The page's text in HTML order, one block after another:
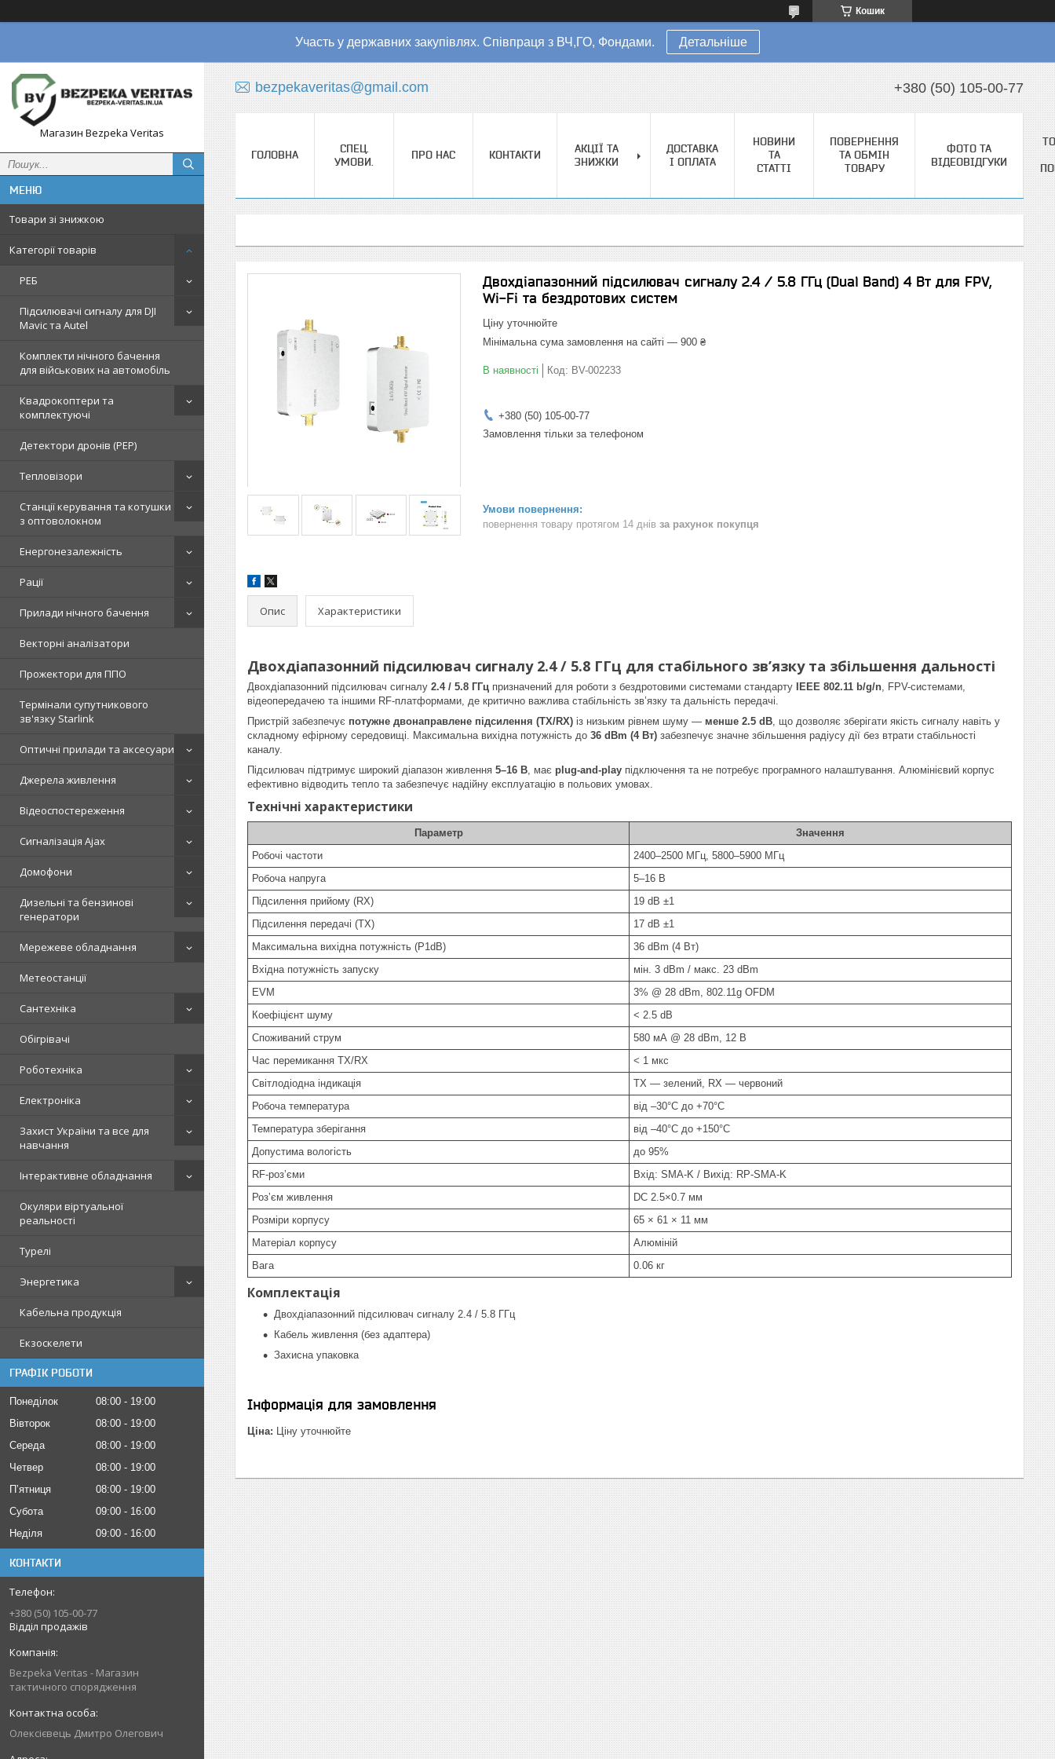
Кошик
Участь у державних закупівлях. Співпраця з ВЧ,ГО, Фондами. Детальніше
Магазин Bezpeka Veritas
Товари зі знижкою
Категорії товарів
РЕБ
Підсилювачі сигналу для DJI
Mavic та Autel
Комплекти нічного бачення
для військових на автомобіль
Квадрокоптери та
комплектуючі
Детектори дронів (РЕР)
Тепловізори
Станції керування та котушки
з оптоволокном
Енергонезалежність
Рації
Прилади нічного бачення
Векторні аналізатори
Прожектори для ППО
Термінали супутникового
зв'язку Starlink
Оптичні прилади та аксесуари
Джерела живлення
Відеоспостереження
Сигналізація Ajax
Домофони
Дизельні та бензинові
генератори
Мережеве обладнання
Метеостанції
Сантехніка
Обігрівачі
Роботехніка
Електроніка
Захист України та все для
навчання
Інтерактивне обладнання
Окуляри віртуальної
реальності
Турелі
Энергетика
Кабельна продукція
Екзоскелети
ГРАФІК РОБОТИ
Понеділок 08:00
19:00
Вівторок
08:00
19:00
Середа
08:00
19:00
Четвер
08:00
19:00
Пʼятниця
08:00
19:00
Субота
09:00
16:00
Неділя
09:00 16:00
КОНТАКТИ
+380 (50) 105-00-77
Відділ продажів
Bezpeka Veritas - Магазин
тактичного спорядження
Олексієвець Дмитро Олегович
bezpekaveritas@gmail.com +380 (50) 105-00-77
ГОЛОВНА
СПЕЦ.
УМОВИ.
ПРО НАС КОНТАКТИ
АКЦІЇ ТА
ЗНИЖКИ
ДОСТАВКА
І ОПЛАТА
НОВИНИ
ТА
СТАТТІ
ПОВЕРНЕННЯ
ТА ОБМІН
ТОВАРУ
ФОТО ТА
ВІДЕОВІДГУКИ
Двохдіапазонний підсилювач сигналу 2.4 / 5.8 ГГц (Dual Band) 4 Вт для FPV,
Wi-Fi та бездротових систем
Ціну уточнюйте
Мінімальна сума замовлення на сайті — 900 ₴
В наявності Код: BV-002233
+380 (50) 105-00-77
Замовлення тільки за телефоном
повернення товару протягом 14 днів за рахунок покупця
Опис Характеристики
Двохдіапазонний підсилювач сигналу 2.4 / 5.8 ГГц для стабільного зв’язку та збільшення дальності
Двохдіапазонний підсилювач сигналу 2.4 / 5.8 ГГц призначений для роботи з бездротовими системами стандарту IEEE 802.11 b/g/n, FPV-системами,
відеопередачею та іншими RF-платформами, де критично важлива стабільність зв’язку та дальність передачі.
Пристрій забезпечує потужне двонаправлене підсилення (TX/RX) із низьким рівнем шуму — менше 2.5 dB, що дозволяє зберігати якість сигналу навіть у
складному ефірному середовищі. Максимальна вихідна потужність до 36 dBm (4 Вт) забезпечує значне збільшення радіусу дії без втрати стабільності
каналу.
Підсилювач підтримує широкий діапазон живлення 5–16 В, має plug-and-play підключення та не потребує програмного налаштування. Алюмінієвий корпус
ефективно відводить тепло та забезпечує надійну експлуатацію в польових умовах.
Технічні характеристики
Параметр
Значення
Робочі частоти
2400–2500 МГц, 5800–5900 МГц
Робоча напруга
5–16 В
Підсилення прийому (RX)
19 dB ±1
Підсилення передачі (TX)
17 dB ±1
Максимальна вихідна потужність (P1dB)
36 dBm (4 Вт)
Вхідна потужність запуску
мін. 3 dBm / макс. 23 dBm
EVM
3% @ 28 dBm, 802.11g OFDM
Коефіцієнт шуму
< 2.5 dB
Споживаний струм
580 мА @ 28 dBm, 12 В
Час перемикання TX/RX
< 1 мкс
Світлодіодна індикація
TX — зелений, RX — червоний
Робоча температура
від –30°C до +70°C
Температура зберігання
від –40°C до +150°C
Допустима вологість
до 95%
RF-роз’єми
Вхід: SMA-K / Вихід: RP-SMA-K
Розʼєм живлення
DC 2.5×0.7 мм
Розміри корпусу
65 × 61 × 11 мм
Матеріал корпусу
Алюміній
Вага
0.06 кг
Комплектація
Двохдіапазонний підсилювач сигналу 2.4 / 5.8 ГГц
Кабель живлення (без адаптера)
Захисна упаковка
Інформація для замовлення
Ціна: Ціну уточнюйте